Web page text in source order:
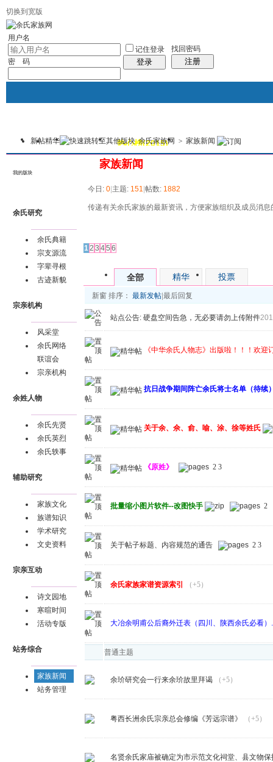
切换到宽版
用户名
密 码
记住登录
登录
找回密码
注册
我的 讨论区 热心榜(2015) 风采堂
新帖精华 余氏家族网 > 家族新闻
我的版块
余氏研究
余氏典籍
宗支源流
字辈寻根
古迹新貌
宗亲机构
风采堂
余氏网络
联谊会
宗亲机构
余姓人物
余氏先贤
余氏英烈
余氏轶事
辅助研究
家族文化
族谱知识
学术研究
文史资料
宗亲互动
诗文园地
寒暄时间
活动专版
站务综合
家族新闻
站务管理
家族新闻
今日: 0|主题: 151|帖数: 1882
传递有关余氏家族的最新资讯，方便家族组织及成员消息
12 3 45 6
全部 精华 投票
新窗 排序： 最新发帖|最后回复
站点公告: 硬盘空间告急，无必要请勿上传附件
《中华余氏人物志》出版啦！！！欢迎
抗日战争期间阵亡余氏将士名单（待续
关于余、佘、俞、喻、涂、徐等姓氏
《原姓》 2 3
批量缩小图片软件--改图快手 2
关于帖子标题、内容规范的通告 2 3
余氏家族家谱资源索引 （+5）
大冶余明甫公后裔外迁表（四川、陕西余氏必看）
普通主题
余玠研究会一行来余玠故里拜谒 （+5）
粤西长洲余氏宗亲总会修编《芳远宗谱》 （+5）
名贤余氏家庙被确定为市示范文化祠堂、县文物保